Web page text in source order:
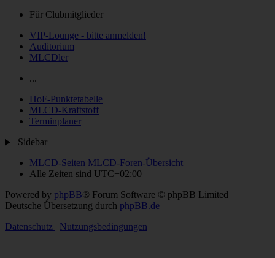
Für Clubmitglieder
VIP-Lounge - bitte anmelden!
Auditorium
MLCDler
...
HoF-Punktetabelle
MLCD-Kraftstoff
Terminplaner
Sidebar
MLCD-Seiten MLCD-Foren-Übersicht
Alle Zeiten sind UTC+02:00
Powered by phpBB® Forum Software © phpBB Limited
Deutsche Übersetzung durch phpBB.de
Datenschutz | Nutzungsbedingungen